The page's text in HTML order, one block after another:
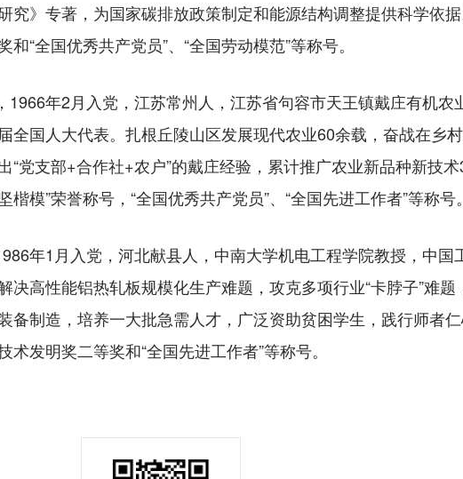
究》专著，为国家碳排放政策制定和能源结构调整提供科学依
“全国优秀共产党员”、“全国劳动模范”等称号。
年2月入党，江苏常州人，江苏省句容市天王镇戴庄有机农
全国人大代表。扎根丘陵山区发展现代农业60余载，奋战在乡
“党支部+合作社+农户”的戴庄经验，累计推广农业新品种新技
模”荣誉称号，“全国优秀共产党员”、“全国先进工作者”等称号。
年1月入党，河北献县人，中南大学机电工程学院教授，中国
决高性能铝热轧板规模化生产难题，攻克多项行业“卡脖子”难
制造，培养一大批急需人才，广泛资助贫困学生，践行师者仁
发明奖二等奖和“全国先进工作者”等称号。